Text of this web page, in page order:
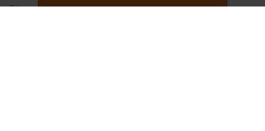
Binnenstedelijke reconversie